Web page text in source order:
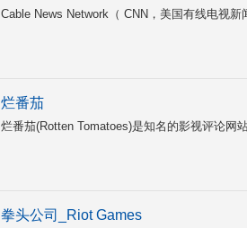
Cable News Network（ CNN，美国有线电视
烂番茄
烂番茄(Rotten Tomatoes)是知名的影视评论网
拳头公司_Riot Games